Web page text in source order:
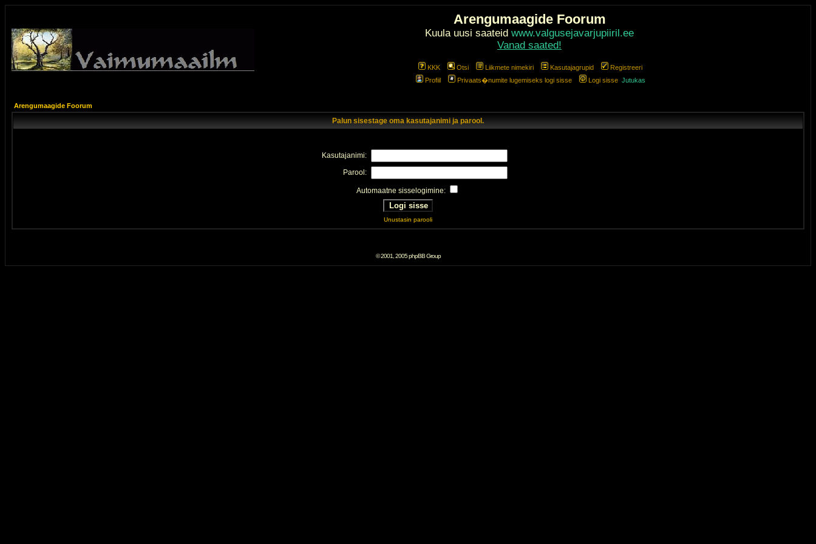
Arengumaagide Foorum
Kuula uusi saateid www.valgusejavarjupiiril.ee
Vanad saated!
KKK Otsi Liikmete nimekiri Kasutajagrupid
Registreeri
Profiil
Privaats�numite lugemiseks logi sisse Logi sisse Jutukas
Arengumaagide Foorum
Palun sisestage oma kasutajanimi ja parool.
Kasutajanimi:
Parool:
Automaatne sisselogimine:
Unustasin parooli
© 2001, 2005 phpBB Group